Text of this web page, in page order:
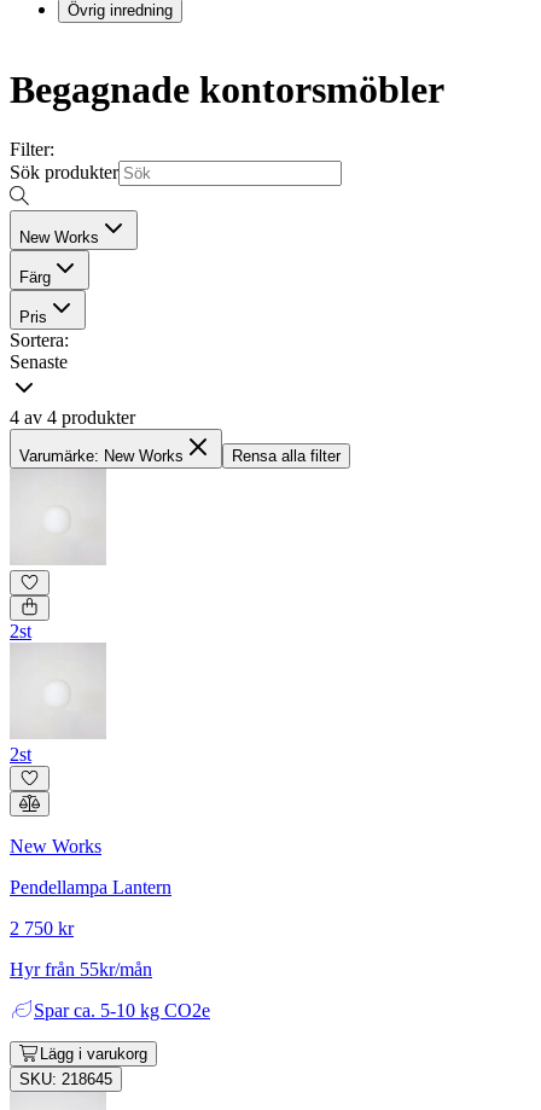
Övrig inredning
Begagnade kontorsmöbler
Filter:
Sök produkter
New Works
Färg
Pris
Sortera:
Senaste
4 av 4 produkter
Varumärke: New Works Rensa alla filter
2st
2st
New Works
Pendellampa Lantern
2 750 kr
Hyr från 55kr/mån
Spar ca. 5-10 kg CO2e
Lägg i varukorg
SKU: 218645